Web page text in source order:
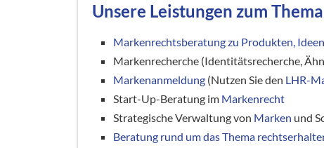
Unsere Leistungen zum
Markenrechtsberatung zu Produkten,
Markenrecherche (Identitätsrecherche,
Markenanmeldung(Nutzen Sie den LHR-
Start-Up-Beratung im Markenrecht
Strategische Verwaltung von Marken und
Beratung rund um das Thema